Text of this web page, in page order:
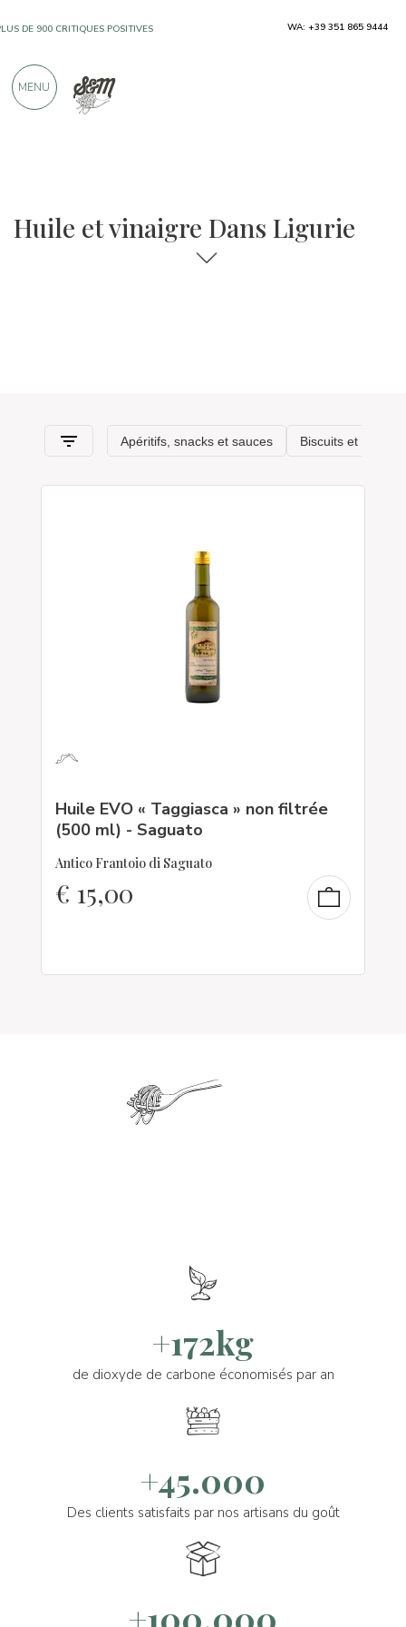
Huile et vinaigre Dans Ligurie
Huile EVO « Taggiasca » non filtrée
(500 ml) - Saguato
Antico Frantoio di Saguato
€ 15,00
+172kg
de dioxyde de carbone économisés par an
+45.000
Des clients satisfaits par nos artisans du goût
+100.000
DE 900 CRITIQUES POSITIVES WA: +39 351 865 9444
MENU